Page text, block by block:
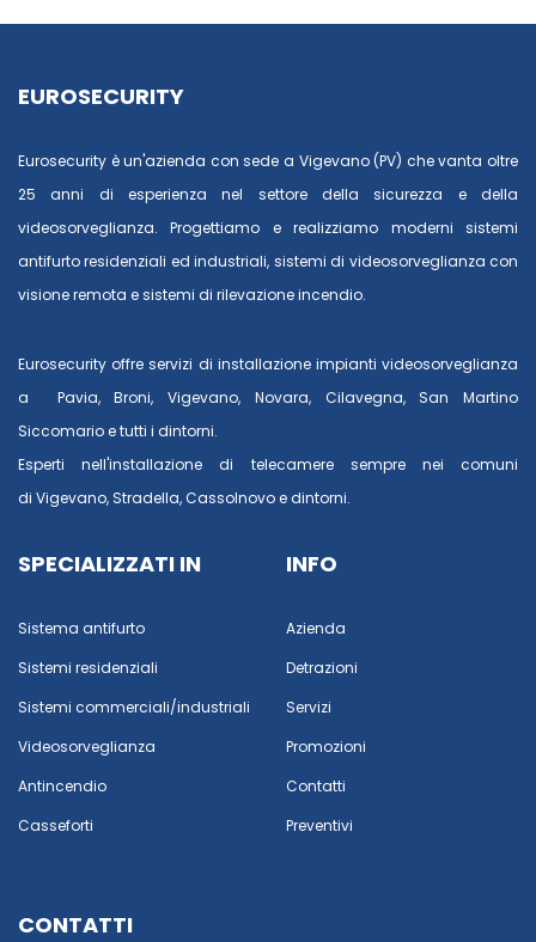
EUROSECURITY
Eurosecurity è un'azienda con sede a Vigevano (PV) che vanta oltre
25 anni di esperienza nel settore della sicurezza e della
videosorveglianza. Progettiamo e realizziamo moderni sistemi
antifurto residenziali ed industriali, sistemi di videosorveglianza con
visione remota e sistemi di rilevazione incendio.
Eurosecurity offre servizi di installazione impianti videosorveglianza
a
Pavia,Broni, Vigevano, Novara, Cilavegna, San Martino
Siccomarioe tutti i dintorni.
Esperti nell'installazione di telecamere sempre nei comuni
di Vigevano, Stradella,Cassolnovoe dintorni.
SPECIALIZZATI IN
Sistema antifurto
Sistemi residenziali
Sistemi commerciali/industriali
Videosorveglianza
Antincendio
Casseforti
INFO
Azienda
Detrazioni
Servizi
Promozioni
Contatti
Preventivi
CONTATTI